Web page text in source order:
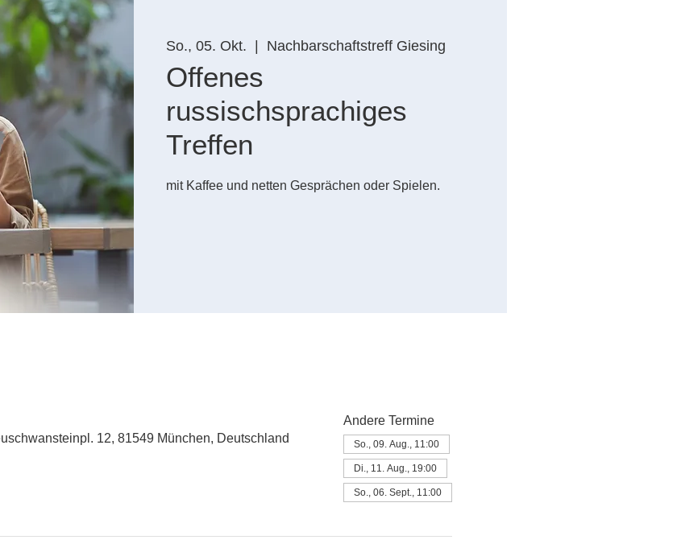
So., 05. Okt. Nachbarschaftstreff Giesing
Offenes
russischsprachiges
Treffen
mit Kaffee und netten Gesprächen oder Spielen.
12, 81549 München, Deutschland
Andere Termine
So., 09. Aug., 11:00
Di., 11. Aug., 19:00
So., 06. Sept., 11:00